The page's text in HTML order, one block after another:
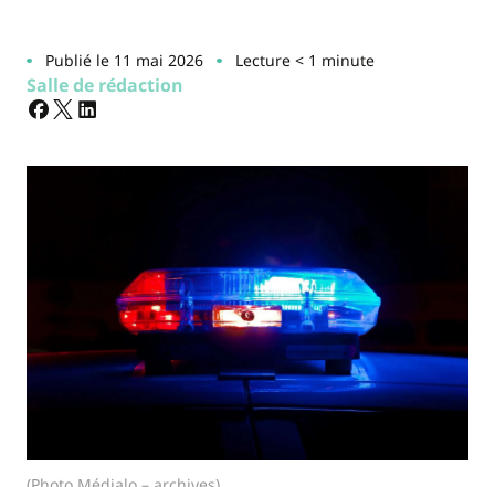
Publié le 11 mai 2026 Lecture < 1 minute
Salle de rédaction